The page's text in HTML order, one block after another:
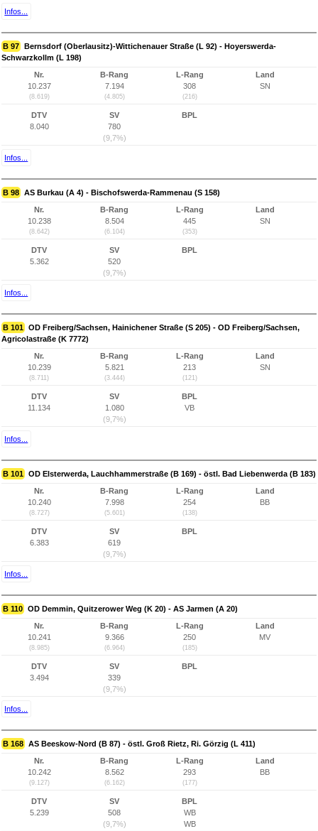
Infos...
B 97 Bernsdorf (Oberlausitz)-Wittichenauer Straße (L 92) - Hoyerswerda-
Schwarzkollm (L 198)
Nr.
10.237
(8.619)
B-Rang
7.194
(4.805)
L-Rang
308
(216)
Land
SN
DTV
8.040
SV
780
(9,7%)
BPL
Infos...
B 98 AS Burkau (A 4) - Bischofswerda-Rammenau (S 158)
Nr.
10.238
(8.642)
B-Rang
8.504
(6.104)
L-Rang
445
(353)
Land
SN
DTV
5.362
SV
520
(9,7%)
BPL
Infos...
B 101 OD Freiberg/Sachsen, Hainichener Straße (S 205) - OD Freiberg/Sachsen,
Agricolastraße (K 7772)
Nr.
10.239
(8.711)
B-Rang
5.821
(3.444)
L-Rang
213
(121)
Land
SN
DTV
11.134
SV
1.080
(9,7%)
BPL
VB
Infos...
B 101 OD Elsterwerda, Lauchhammerstraße (B 169) - östl. Bad Liebenwerda (B 183)
Nr.
10.240
(8.727)
B-Rang
7.998
(5.601)
L-Rang
254
(138)
Land
BB
DTV
6.383
SV
619
(9,7%)
BPL
Infos...
B 110 OD Demmin, Quitzerower Weg (K 20) - AS Jarmen (A 20)
Nr.
10.241
(8.985)
B-Rang
9.366
(6.964)
L-Rang
250
(185)
Land
MV
DTV
3.494
SV
339
(9,7%)
BPL
Infos...
B 168 AS Beeskow-Nord (B 87) - östl. Groß Rietz, Ri. Görzig (L 411)
Nr.
10.242
(9.127)
B-Rang
8.562
(6.162)
L-Rang
293
(177)
Land
BB
DTV
5.239
SV
508
(9,7%)
BPL
WB
WB